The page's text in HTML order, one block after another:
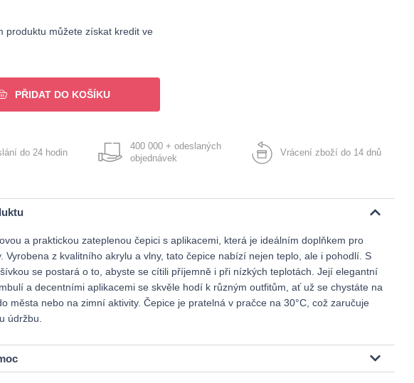
produktu můžete získat kredit ve
PŘIDAT DO KOŠÍKU
do 24 hodin
400 000 + odeslaných
objednávek
Vrácení zboží do 14 dnů
a praktickou zateplenou čepici s aplikacemi, která je ideálním doplňkem pro
Vyrobena z kvalitního akrylu a vlny, tato čepice nabízí nejen teplo, ale i pohodlí. S
se postará o to, abyste se cítili příjemně i při nízkých teplotách. Její elegantní
a decentními aplikacemi se skvěle hodí k různým outfitům, ať už se chystáte na
města nebo na zimní aktivity. Čepice je pratelná v pračce na 30°C, což zaručuje
údržbu.